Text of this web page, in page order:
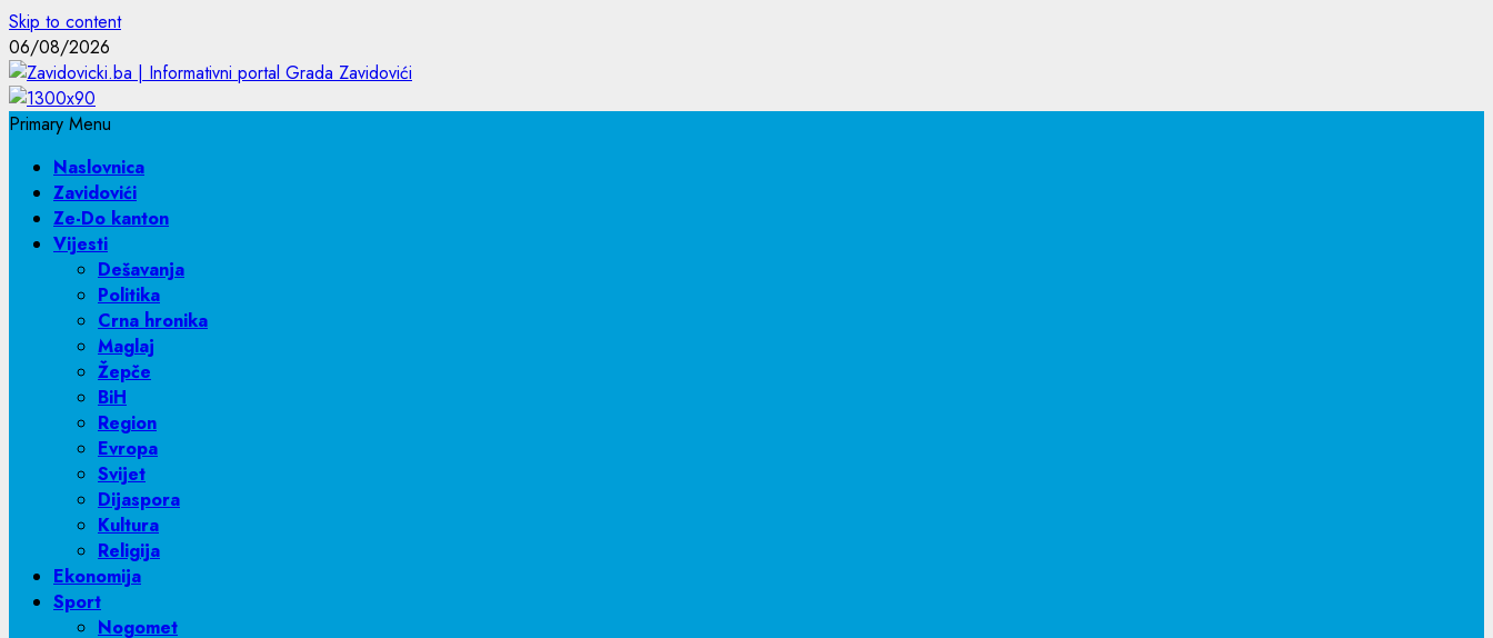
Skip to content
06/08/2026
Primary Menu
Naslovnica
Zavidovići
Ze-Do kanton
Vijesti
Dešavanja
Politika
Crna hronika
Maglaj
Žepče
BiH
Region
Evropa
Svijet
Dijaspora
Kultura
Religija
Ekonomija
Sport
Nogomet